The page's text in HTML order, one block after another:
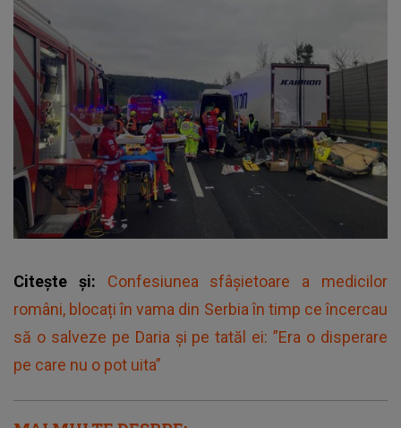
Citește și: Confesiunea sfâșietoare a medicilor
români, blocați în vama din Serbia în timp ce încercau
să o salveze pe Daria și pe tatăl ei: ”Era o disperare
pe care nu o pot uita”